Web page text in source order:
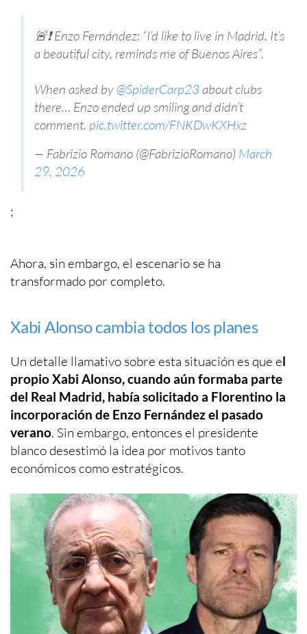
🚨❗️ Enzo Fernández: “I’d like to live in Madrid. It’s
a beautiful city, reminds me of Buenos Aires”.
When asked by @SpiderCarp23about clubs
there… Enzo ended up smiling and didn’t
comment. pic.twitter.com/FNKDwKXHxz
— Fabrizio Romano (@FabrizioRomano) March
29, 2026
;
Ahora, sin embargo, el escenario se ha
transformado por completo.
Xabi Alonso cambia todos los planes
Un detalle llamativo sobre esta situación es que el
propio Xabi Alonso, cuando aún formaba parte
del Real Madrid, había solicitado a Florentino la
incorporación de Enzo Fernández el pasado
verano. Sin embargo, entonces el presidente
blanco desestimó la idea por motivos tanto
económicos como estratégicos.